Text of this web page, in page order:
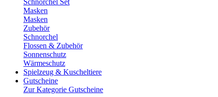
Schnorchel Set
Masken
Masken
Zubehör
Schnorchel
Flossen & Zubehör
Sonnenschutz
Wärmeschutz
Spielzeug & Kuscheltiere
Gutscheine
Zur Kategorie Gutscheine